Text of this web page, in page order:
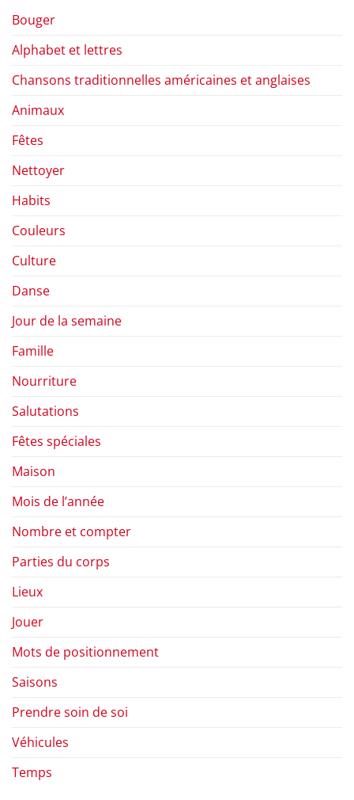
Bouger
Alphabet et lettres
Chansons traditionnelles américaines et anglaises
Animaux
Fêtes
Nettoyer
Habits
Couleurs
Culture
Danse
Jour de la semaine
Famille
Nourriture
Salutations
Fêtes spéciales
Maison
Mois de l’année
Nombre et compter
Parties du corps
Lieux
Jouer
Mots de positionnement
Saisons
Prendre soin de soi
Véhicules
Temps